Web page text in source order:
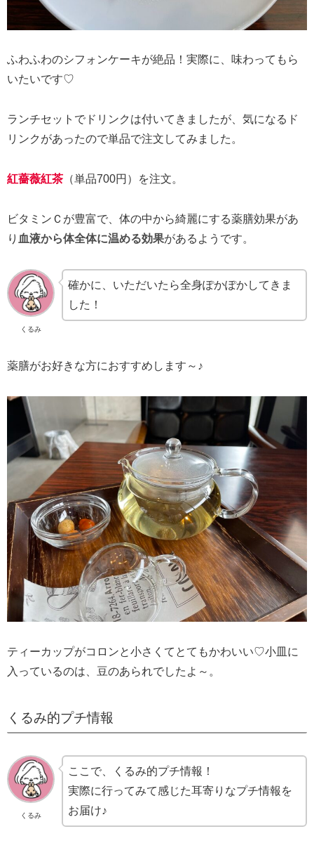
ふわふわのシフォンケーキが絶品！実際に、味わってもら
いたいです♡
ランチセットでドリンクは付いてきましたが、気になるド
リンクがあったので単品で注文してみました。
紅薔薇紅茶 （単品700円）を注文。
ビタミンＣが豊富で、体の中から綺麗にする薬膳効果があ
り 血液から体全体に温める効果があるようです。
くるみ
確かに、いただいたら全身ぽかぽかしてきま
した！
薬膳がお好きな方におすすめします～♪
ティーカップがコロンと小さくてとてもかわいい♡小皿に
入っているのは、豆のあられでしたよ～。
くるみ的プチ情報
くるみ
ここで、くるみ的プチ情報！
実際に行ってみて感じた耳寄りなプチ情報を
お届け♪